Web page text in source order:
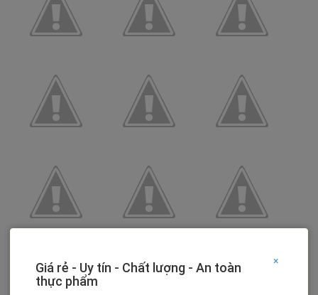
×
Giá rẻ - Uy tín - Chất lượng - An toàn
thực phẩm